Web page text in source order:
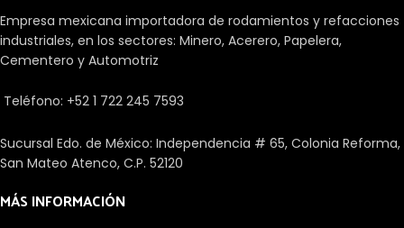
Empresa mexicana importadora de rodamientos y refacciones
industriales, en los sectores: Minero, Acerero, Papelera,
Cementero y Automotriz
Teléfono: +52 1 722 245 7593
Sucursal Edo. de México: Independencia # 65, Colonia Reforma,
San Mateo Atenco, C.P. 52120
MÁS INFORMACIÓN